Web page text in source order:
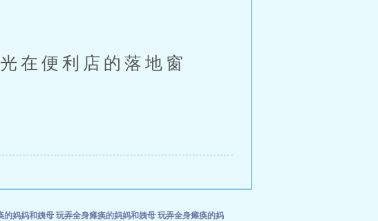
便利店的落地窗
的妈妈和姨母 玩弄全身瘫痪的妈妈和姨母 玩弄全身瘫痪的妈